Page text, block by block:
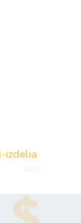
izdelia